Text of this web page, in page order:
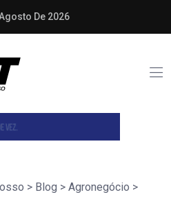
De 2026
> Blog > Agronegócio >